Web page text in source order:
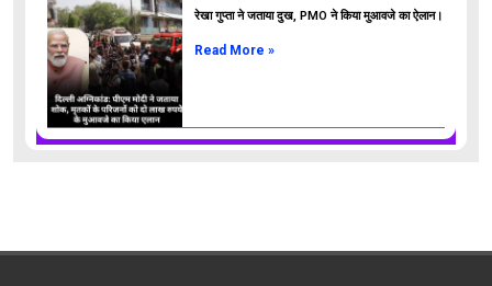
रेखा गुप्ता ने जताया दुख, PMO ने किया मुआवजे का ऐलान।
Read More »